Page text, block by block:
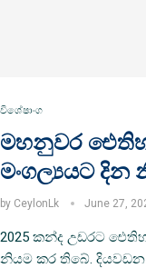
විශේෂාංග
මහනුවර
මංගල්‍යයට
by CeylonLk June 27,
2025 කන්ද උඩරට
නියම කර තිබේ. දියවඩන